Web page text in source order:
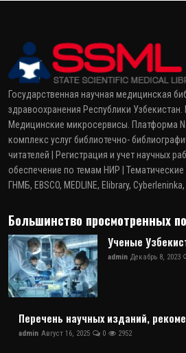
Государственная научная медицинская
здравоохранения Республики Узбекистан.
Медицинские микросервисы. Платформа
комплекс услуг библиотечно-
читателей | Регистрация и учет научных
обеспечение по темам НИР |
ГНМБ, EBSCO, MEDLINE, Elibrary,
Большинство просмотренных
Ученые
admin Декабрь 8, 2023
Перечень научных изданий,
admin Август 16, 2025 0 2952